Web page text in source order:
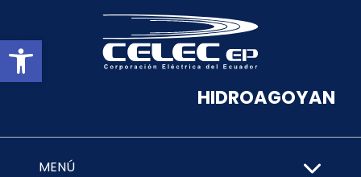
Abrir barra de herramientas
HIDROAGOYAN
MENÚ